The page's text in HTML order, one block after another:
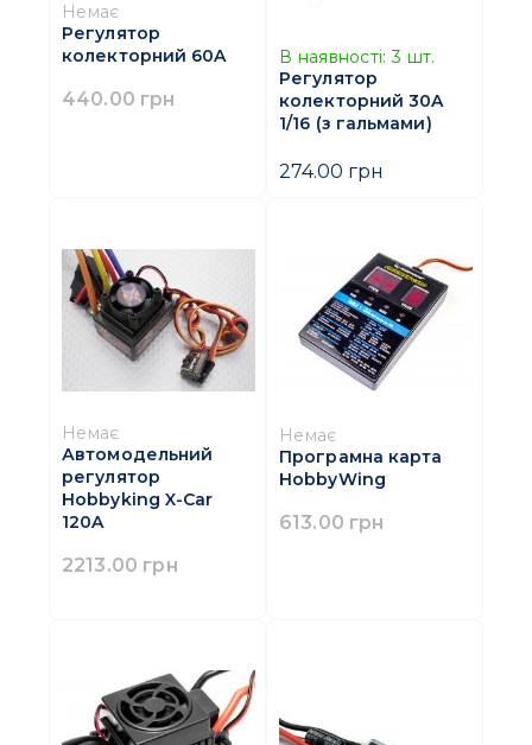
Немає
Регулятор
колекторний 60A
440.00 грн
В наявності: 3 шт.
Регулятор
колекторний 30A
1/16 (з гальмами)
274.00 грн
Немає
Автомодельний
регулятор
Hobbyking X-Car
120A
2213.00 грн
Немає
Програмна карта
HobbyWing
613.00 грн